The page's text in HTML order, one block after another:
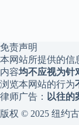
免责声明
本网站所提供的信
内容均不应视为针
浏览本网站的行为
律师广告： 以往的
版权 © 2025 纽约